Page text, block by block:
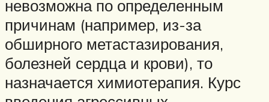
невозможна по определенным
причинам (например, из-за
обширного метастазирования,
болезней сердца и крови), то
назначается химиотерапия. Курс